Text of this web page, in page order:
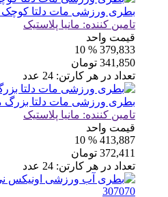
بطری ورزشی مات دلتا کوچک مانیا
تامین کننده: مانیا پلاستیک
قیمت واحد
379,833
% 10
341,850 تومان
تعداد در هر کارتن: 24 عدد
بطری ورزشی مات دلتا بزرگ مانیا
تامین کننده: مانیا پلاستیک
قیمت واحد
413,887
% 10
372,411 تومان
تعداد در هر کارتن: 24 عدد